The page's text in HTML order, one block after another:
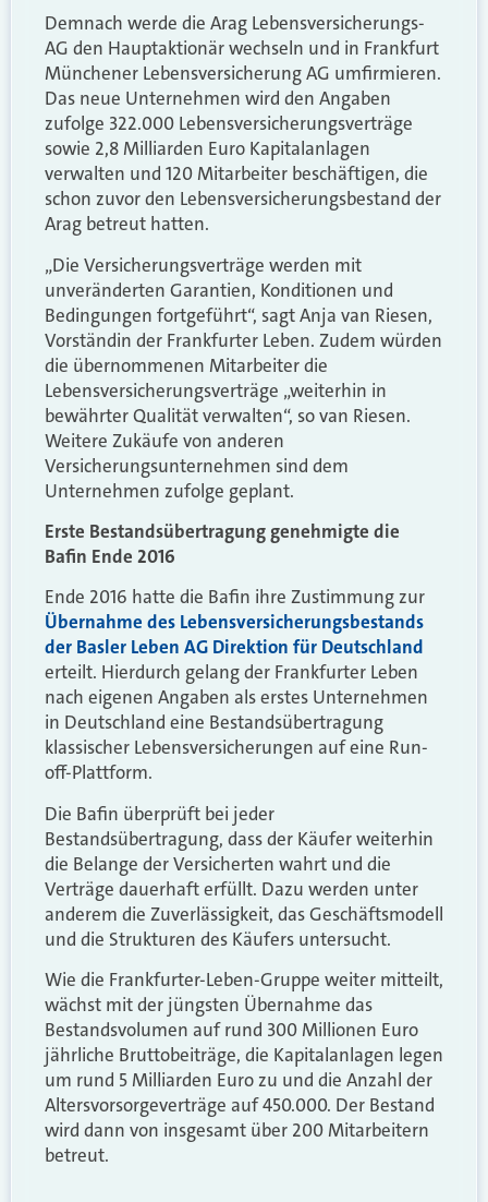
Demnach werde die Arag Lebensversicherungs-
AG den Hauptaktionär wechseln und in Frankfurt
Münchener Lebensversicherung AG umfirmieren.
Das neue Unternehmen wird den Angaben
zufolge 322.000 Lebensversicherungsverträge
sowie 2,8 Milliarden Euro Kapitalanlagen
verwalten und 120 Mitarbeiter beschäftigen, die
schon zuvor den Lebensversicherungsbestand der
Arag betreut hatten.
„Die Versicherungsverträge werden mit
unveränderten Garantien, Konditionen und
Bedingungen fortgeführt“, sagt Anja van Riesen,
Vorständin der Frankfurter Leben. Zudem würden
die übernommenen Mitarbeiter die
Lebensversicherungsverträge „weiterhin in
bewährter Qualität verwalten“, so van Riesen.
Weitere Zukäufe von anderen
Versicherungsunternehmen sind dem
Unternehmen zufolge geplant.
Erste Bestandsübertragung genehmigte die
Bafin Ende 2016
Ende 2016 hatte die Bafin ihre Zustimmung zur
Übernahme des Lebensversicherungsbestands
der Basler Leben AG Direktion für Deutschland
erteilt. Hierdurch gelang der Frankfurter Leben
nach eigenen Angaben als erstes Unternehmen
in Deutschland eine Bestandsübertragung
klassischer Lebensversicherungen auf eine Run-
off-Plattform.
Die Bafin überprüft bei jeder
Bestandsübertragung, dass der Käufer weiterhin
die Belange der Versicherten wahrt und die
Verträge dauerhaft erfüllt. Dazu werden unter
anderem die Zuverlässigkeit, das Geschäftsmodell
und die Strukturen des Käufers untersucht.
Wie die Frankfurter-Leben-Gruppe weiter mitteilt,
wächst mit der jüngsten Übernahme das
Bestandsvolumen auf rund 300 Millionen Euro
jährliche Bruttobeiträge, die Kapitalanlagen legen
um rund 5 Milliarden Euro zu und die Anzahl der
Altersvorsorgeverträge auf 450.000. Der Bestand
wird dann von insgesamt über 200 Mitarbeitern
betreut.